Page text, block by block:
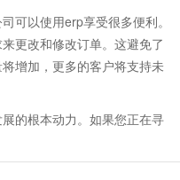
可以使用erp享受很多便利。
更改和修改订单。这避免了
增加，更多的客户将支持未
的根本动力。如果您正在寻